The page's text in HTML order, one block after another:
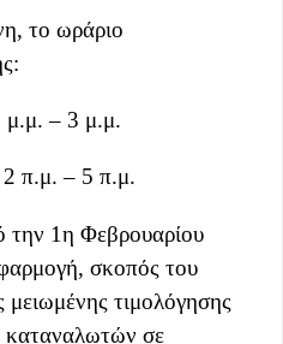
το ωράριο
μ.μ. – 3 μ.μ.
2 π.μ. – 5 π.μ.
την 1η Φεβρουαρίου
σκοπός του
μειωμένης τιμολόγησης
καταναλωτών σε